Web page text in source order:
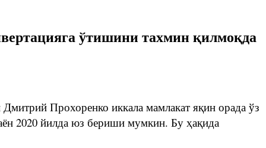
ўтишини тахмин қилмоқда
Прохоренко иккала мамлакат яқин орада ўз
2020 йилда юз бериши мумкин. Бу ҳақида